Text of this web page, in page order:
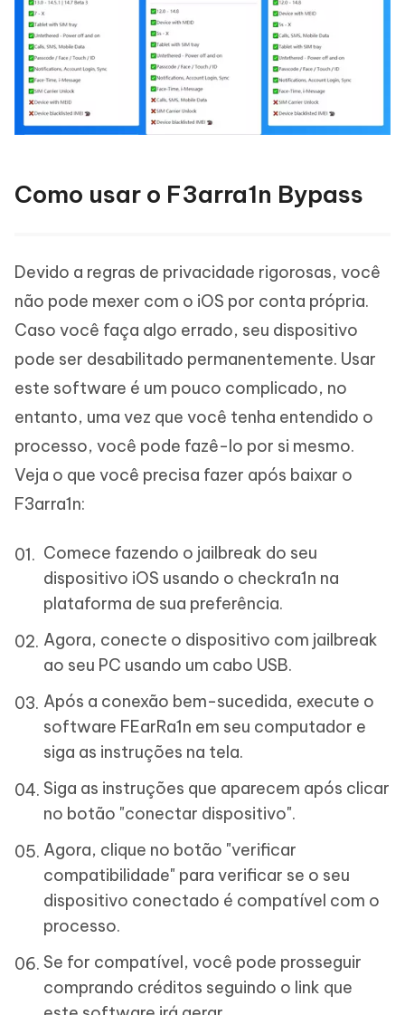
Como usar o F3arra1n Bypass
Devido a regras de privacidade rigorosas, você
não pode mexer com o iOS por conta própria.
Caso você faça algo errado, seu dispositivo
pode ser desabilitado permanentemente. Usar
este software é um pouco complicado, no
entanto, uma vez que você tenha entendido o
processo, você pode fazê-lo por si mesmo.
Veja o que você precisa fazer após baixar o
F3arra1n:
Comece fazendo o jailbreak do seu
dispositivo iOS usando o checkra1n na
plataforma de sua preferência.
Agora, conecte o dispositivo com jailbreak
ao seu PC usando um cabo USB.
Após a conexão bem-sucedida, execute o
software FEarRa1n em seu computador e
siga as instruções na tela.
Siga as instruções que aparecem após clicar
no botão "conectar dispositivo".
Agora, clique no botão "verificar
compatibilidade" para verificar se o seu
dispositivo conectado é compatível com o
processo.
Se for compatível, você pode prosseguir
comprando créditos seguindo o link que